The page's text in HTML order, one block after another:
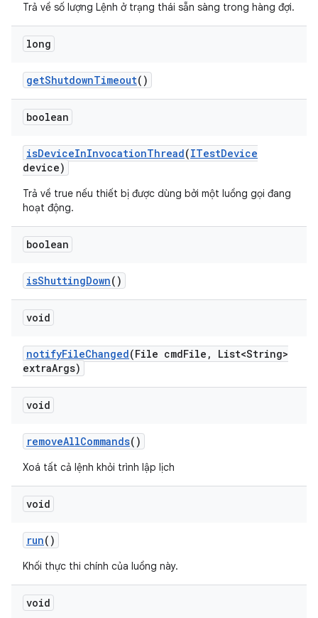
Trả về số lượng Lệnh ở trạng thái sẵn sàng trong hàng đợi.
long
getShutdownTimeout()
boolean
isDeviceInInvocationThread(ITestDevice
device)
Trả về true nếu thiết bị được dùng bởi một luồng gọi đang
hoạt động.
boolean
isShuttingDown()
void
notifyFileChanged(File cmdFile ,
List<String>
extraArgs)
void
removeAllCommands()
Xoá tất cả lệnh khỏi trình lập lịch
void
run()
Khối thực thi chính của luồng này.
void